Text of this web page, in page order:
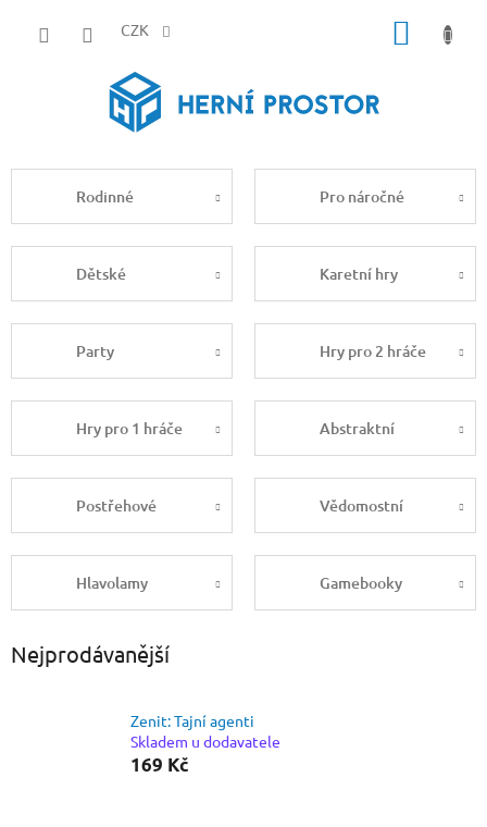
CZK
Rodinné Pro náročné
Dětské Karetní hry
Party Hry pro 2 hráče
Hry pro 1 hráče Abstraktní
Postřehové Vědomostní
Hlavolamy Gamebooky
Nejprodávanější
Zenit: Tajní agenti
Skladem u dodavatele
169 Kč